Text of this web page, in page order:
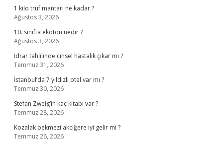
1 kilo trüf mantarı ne kadar ?
Ağustos 3, 2026
10. sınıfta ekoton nedir ?
Ağustos 3, 2026
İdrar tahlilinde cinsel hastalık çıkar mı ?
Temmuz 31, 2026
İstanbul’da 7 yıldızlı otel var mı ?
Temmuz 30, 2026
Stefan Zweig’in kaç kitabı var ?
Temmuz 28, 2026
Kozalak pekmezi akciğere iyi gelir mi ?
Temmuz 26, 2026